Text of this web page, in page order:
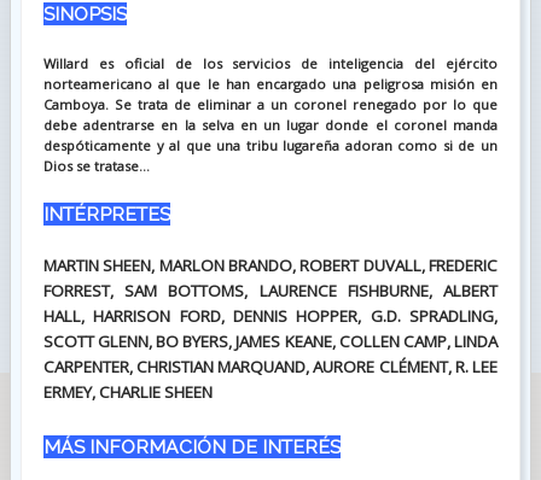
SINOPSIS
Willard es oficial de los servicios de inteligencia del ejército
norteamericano al que le han encargado una peligrosa misión en
Camboya. Se trata de eliminar a un coronel renegado por lo que
debe adentrarse en la selva en un lugar donde el coronel manda
despóticamente y al que una tribu lugareña adoran como si de un
Dios se tratase...
INTÉRPRETES
MARTIN SHEEN, MARLON BRANDO, ROBERT DUVALL, FREDERIC
FORREST, SAM BOTTOMS, LAURENCE FISHBURNE, ALBERT
HALL, HARRISON FORD, DENNIS HOPPER, G.D. SPRADLING,
SCOTT GLENN, BO BYERS, JAMES KEANE, COLLEN CAMP, LINDA
CARPENTER, CHRISTIAN MARQUAND, AURORE CLÉMENT, R. LEE
ERMEY, CHARLIE SHEEN
MÁS INFORMACIÓN DE INTERÉS